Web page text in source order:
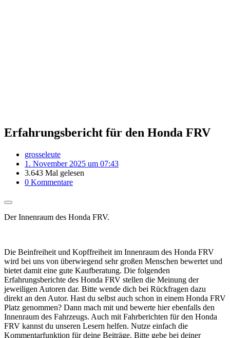
Erfahrungsbericht für den Honda FRV
grosseleute
1. November 2025 um 07:43
3.643 Mal gelesen
0 Kommentare
Der Innenraum des Honda FRV.
Die Beinfreiheit und Kopffreiheit im Innenraum des Honda FRV
wird bei uns von überwiegend sehr großen Menschen bewertet und
bietet damit eine gute Kaufberatung. Die folgenden
Erfahrungsberichte des Honda FRV stellen die Meinung der
jeweiligen Autoren dar. Bitte wende dich bei Rückfragen dazu
direkt an den Autor. Hast du selbst auch schon in einem Honda FRV
Platz genommen? Dann mach mit und bewerte hier ebenfalls den
Innenraum des Fahrzeugs. Auch mit Fahrberichten für den Honda
FRV kannst du unseren Lesern helfen. Nutze einfach die
Kommentarfunktion für deine Beiträge. Bitte gebe bei deiner